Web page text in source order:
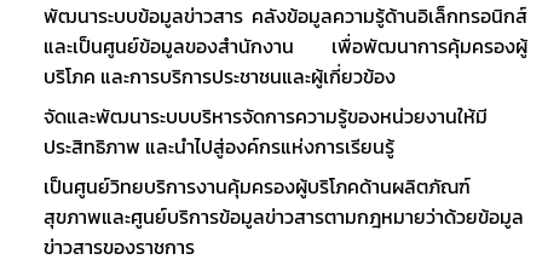
พัฒนาระบบข้อมูลข่าวสาร คลังข้อมูลความรู้ด้านอิเล็กทรอนิกส์
และเป็นศูนย์ข้อมูลของสำนักงาน เพื่อพัฒนาการคุ้มครองผู้
บริโภค และการบริการประชาชนและผู้เกี่ยวข้อง
จัดและพัฒนาระบบบริหารจัดการความรู้ของหน่วยงานให้มี
ประสิทธิภาพ และนำไปสู่องค์กรแห่งการเรียนรู้
เป็นศูนย์วิทยบริการงานคุ้มครองผู้บริโภคด้านผลิตภัณฑ์
สุขภาพและศูนย์บริการข้อมูลข่าวสารตามกฎหมายว่าด้วยข้อมูล
ข่าวสารของราชการ